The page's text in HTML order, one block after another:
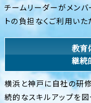
チームリーダーがメン
トの負担なくご利用いた
教育
継続
横浜と神戸に自社の研
続的なスキルアップを図